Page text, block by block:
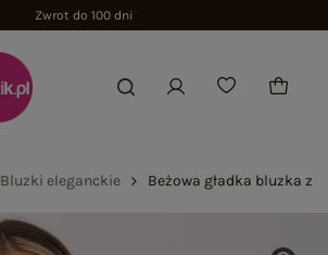
Zwrot do 100 dni
Bluzki eleganckie Beżowa gładka bluzka z